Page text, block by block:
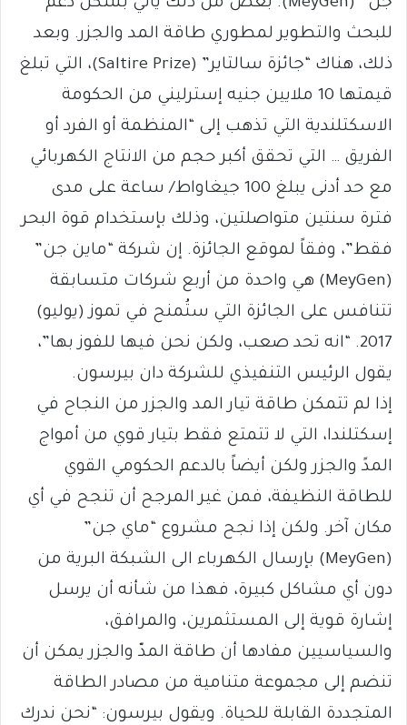
للبحث والتطوير لمطوري طاقة المد والجزر. وبعد
ذلك، هناك “جائزة سالتاير” (Saltire Prize)، التي تبلغ
قيمتها 10 ملايين جنيه إسترليني من الحكومة
الاسكتلندية التي تذهب إلى “المنظمة أو الفرد أو
الفريق … التي تحقق أكبر حجم من الانتاج الكهربائي
مع حد أدنى يبلغ 100 جيغاواط/ ساعة على مدى
فترة سنتين متواصلتين، وذلك بإستخدام قوة البحر
فقط”، وفقاً لموقع الجائزة. إن شركة “ماين جن”
(MeyGen) هي واحدة من أربع شركات متسابقة
تتنافس على الجائزة التي ستُمنح في تموز (يوليو)
2017. “انه تحد صعب، ولكن نحن فيها للفوز بها”،
يقول الرئيس التنفيذي للشركة دان بيرسون.
إذا لم تتمكن طاقة تيار المد والجزر من النجاح في
إسكتلندا، التي لا تتمتع فقط بتيار قوي من أمواج
المدً والجزر ولكن أيضاً بالدعم الحكومي القوي
للطاقة النظيفة، فمن غير المرجح أن تنجح في أي
مكان آخر. ولكن إذا نجح مشروع “ماي جن”
(MeyGen) بإرسال الكهرباء الى الشبكة البرية من
دون أي مشاكل كبيرة، فهذا من شأنه أن يرسل
إشارة قوية إلى المستثمرين، والمرافق،
والسياسيين مفادها أن طاقة المدّ والجزر يمكن أن
تنضم إلى مجموعة متنامية من مصادر الطاقة
المتجددة القابلة للحياة. ويقول بيرسون: “نحن ندرك